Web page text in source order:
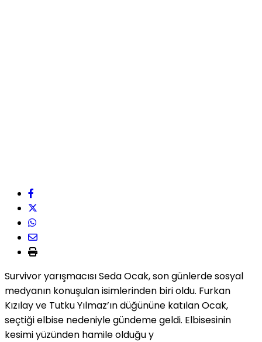
Survivor yarışmacısı Seda Ocak, son günlerde sosyal
medyanın konuşulan isimlerinden biri oldu. Furkan
Kızılay ve Tutku Yılmaz’ın düğününe katılan Ocak,
seçtiği elbise nedeniyle gündeme geldi. Elbisesinin
kesimi yüzünden hamile olduğu y